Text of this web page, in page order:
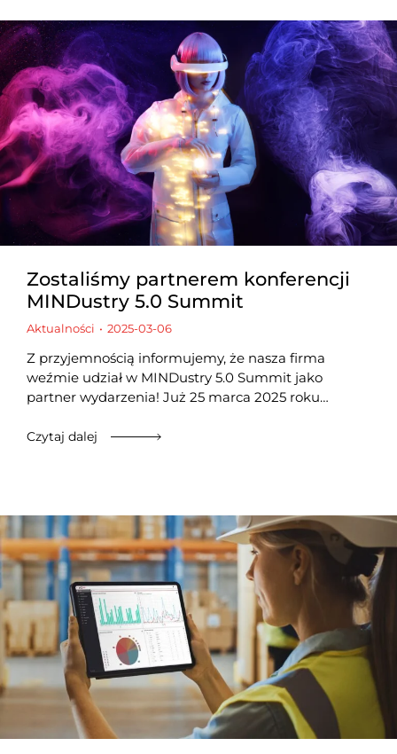
Zostaliśmy partnerem konferencji
MINDustry 5.0 Summit
Aktualności 2025-03-06
Z przyjemnością informujemy, że nasza firma
weźmie udział w MINDustry 5.0 Summit jako
partner wydarzenia! Już 25 marca 2025 roku…
Czytaj dalej